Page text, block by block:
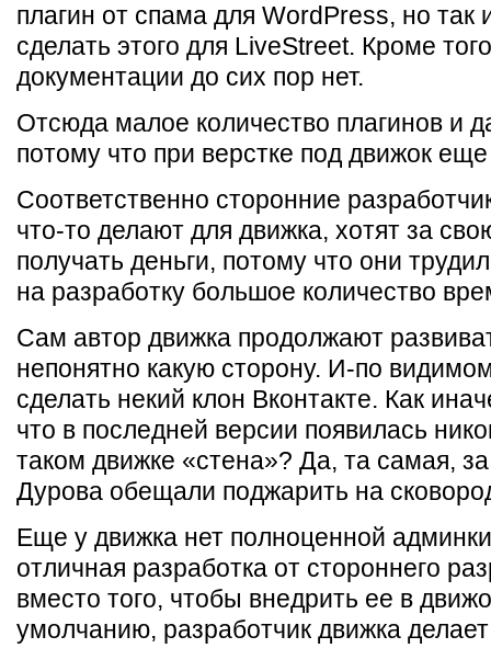
плагин от спама для WordPress, но так
сделать этого для LiveStreet. Кроме
документации до сих пор нет.
Отсюда малое количество плагинов и
потому что при верстке под движок
Соответственно сторонние
что-то делают для движка, хотят за
получать деньги, потому что они
на разработку большое количество
Сам автор движка продолжают
непонятно какую сторону. И-по
сделать некий клон Вконтакте. Как
что в последней версии появилась
таком движке «стена»? Да, та самая,
Дурова обещали поджарить на
Еще у движка нет полноценной
отличная разработка от стороннего
вместо того, чтобы внедрить ее в
умолчанию, разработчик движка